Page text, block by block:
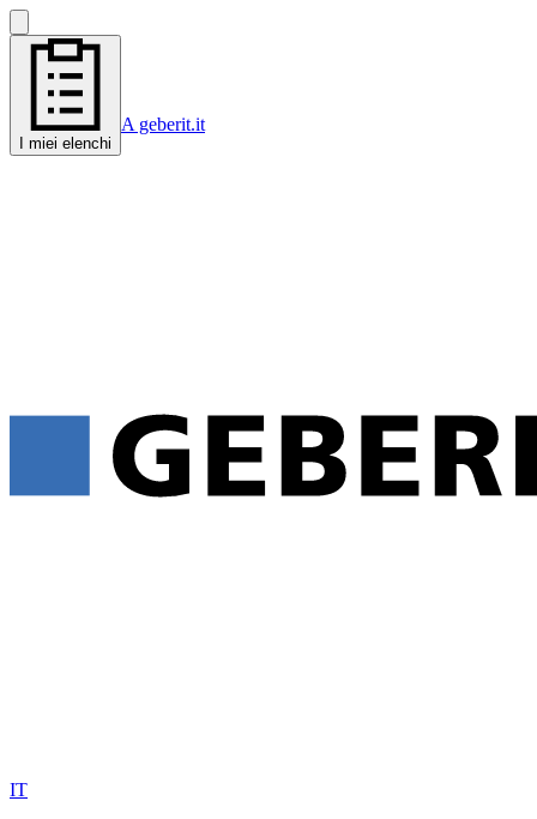
I miei elenchi
A geberit.it
IT